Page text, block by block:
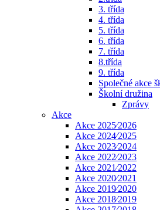
3. třída
4. třída
5. třída
6. třída
7. třída
8.třída
9. třída
Společné akce
Školní družina
Zprávy
Akce
Akce 2025⁄2026
Akce 2024⁄2025
Akce 2023⁄2024
Akce 2022⁄2023
Akce 2021⁄2022
Akce 2020⁄2021
Akce 2019⁄2020
Akce 2018⁄2019